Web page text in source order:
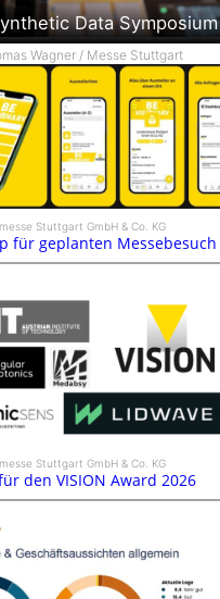
Data Symposium
Wagner / Messe Stuttgart
Stuttgart GmbH & Co. KG
für geplanten Messebesuch
Stuttgart GmbH & Co. KG
den VISION Award 2026